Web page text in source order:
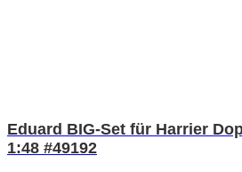
Eduard BIG-Set für Harrier
1:48 #49192